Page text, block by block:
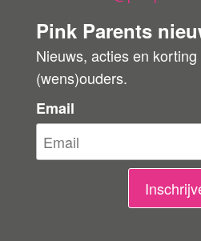
Pink Parents
Nieuws, acties en
(wens)ouders.
Email